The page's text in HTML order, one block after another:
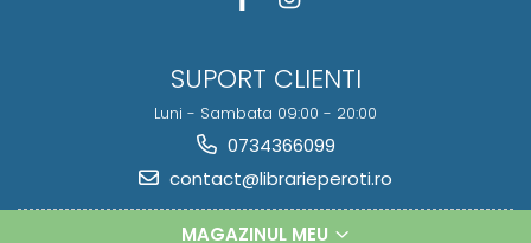
SUPORT CLIENTI
Luni - Sambata 09:00 - 20:00
0734366099
contact@librarieperoti.ro
MAGAZINUL MEU